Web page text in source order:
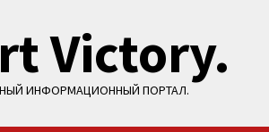
Victory.
ИНФОРМАЦИОННЫЙ ПОРТАЛ.